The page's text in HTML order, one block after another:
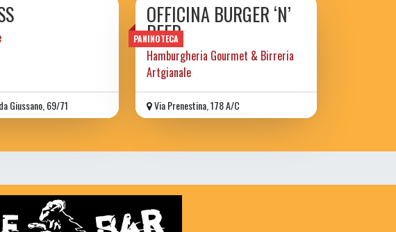
Giussano, 69/71
PANINOTECA
OFFICINA BURGER ‘N’
BEER
Hamburgheria Gourmet & Birreria
Artgianale
Via Prenestina, 178 A/C